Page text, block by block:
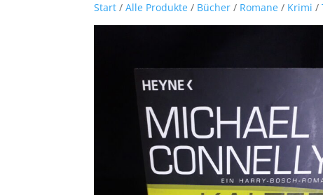
Start /Alle Produkte / Bücher / Romane / Krimi /